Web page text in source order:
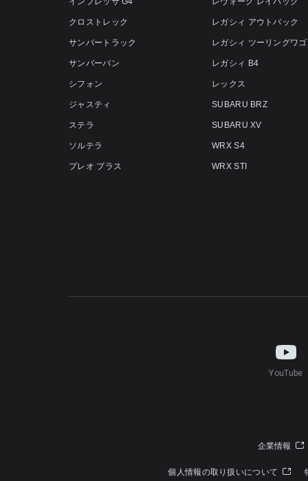
クロストレック
サンバートラック
サンバーバン
シフォン
ジャスティ
ステラ
ソルテラ
プレオ プラス
レガシィ アウトバック
レガシィ ツーリングワ
レガシィ B4
レックス
SUBARU BRZ
SUBARU XV
WRX S4
WRX STI
YouTube
企業情報
個人情報の取り扱いについて